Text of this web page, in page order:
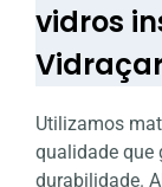
vidros
Utilizamos
qualidade que
durabilidade.